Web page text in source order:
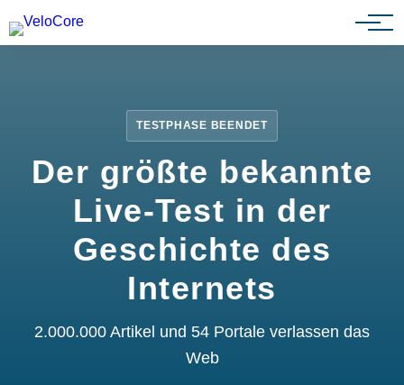
Partnerprogramm
TESTPHASE BEENDET
Der größte bekannte
Live-Test in der
Geschichte des
Internets
2.000.000 Artikel und 54 Portale verlassen das
Web